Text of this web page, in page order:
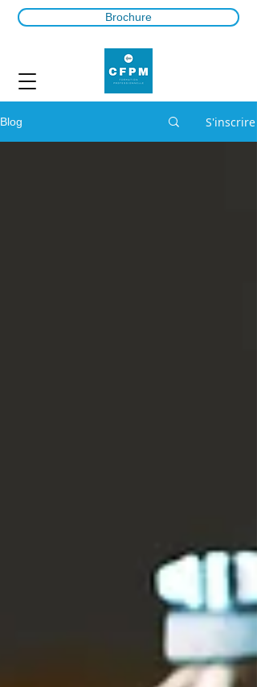
Brochure
Blog S'inscrire